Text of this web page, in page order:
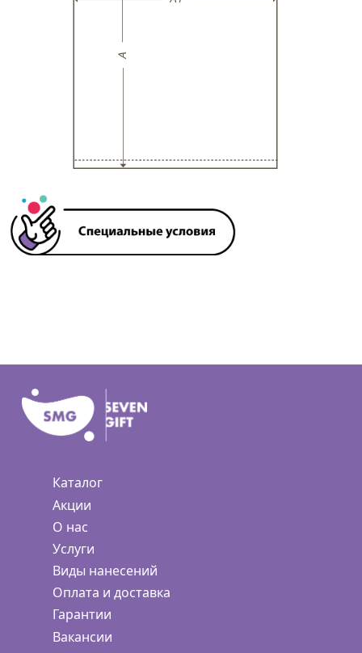
Каталог
Акции
О нас
Услуги
Виды нанесений
Оплата и доставка
Гарантии
Вакансии